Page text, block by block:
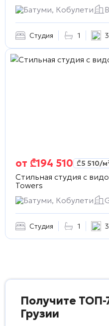
Батуми, Кобулети
Студия 1
от ₾194 510 ₾5 510/
Стильная студия с
Towers
Батуми, Кобулети
Студия 1
Получите ТОП-
Грузии